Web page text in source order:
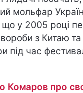
мольфар
у 2005 році
з Китаю
під час
Комаров про